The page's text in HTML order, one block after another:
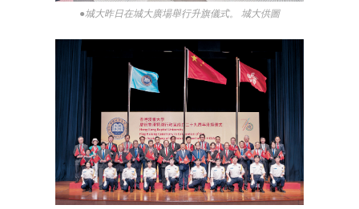
●城大昨日在城大廣場舉行升旗儀式。 城大供圖